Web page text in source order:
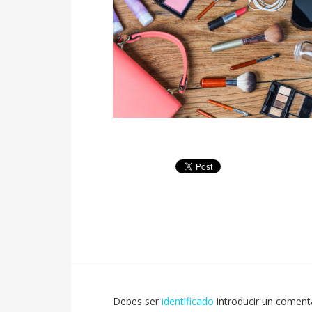
Debes ser identificado introducir un